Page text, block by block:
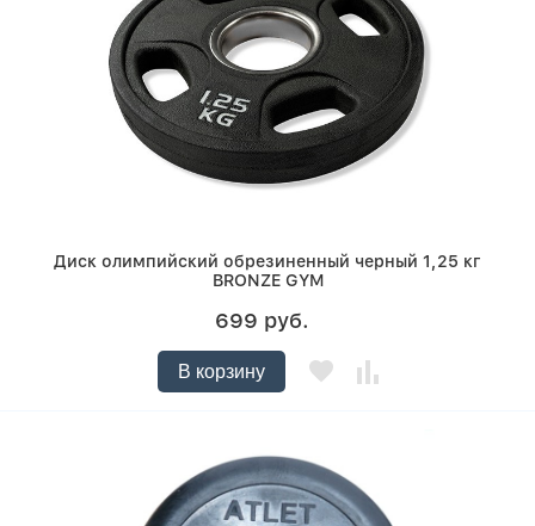
Диск олимпийский обрезиненный черный 1,25 кг
BRONZE GYM
699 руб.
В корзину